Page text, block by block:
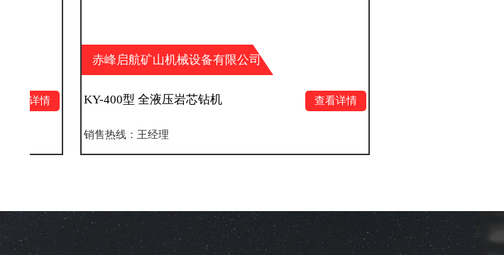
赤峰启航矿山机械设备有限公司
KY-400型 全液压岩芯钻机
销售热线：王经理